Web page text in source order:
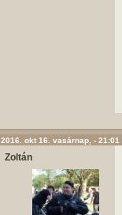
2016. okt 16. vasárnap, - 21:01
Zoltán